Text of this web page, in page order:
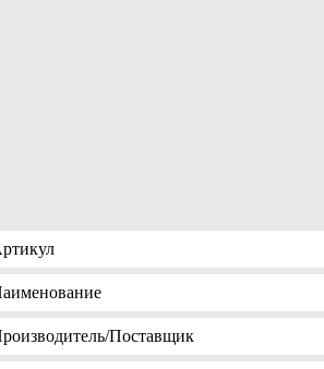
/Поставщик